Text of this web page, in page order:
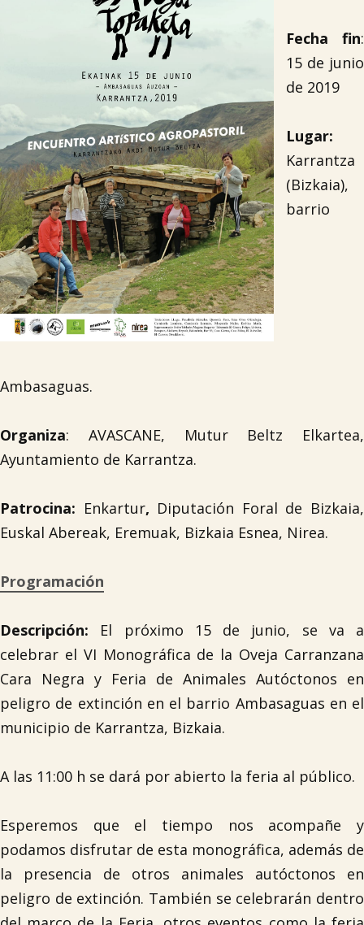
Fecha fin:
15 de junio
de 2019
Lugar:
Karrantza
(Bizkaia),
barrio
Ambasaguas.
Organiza: AVASCANE, Mutur Beltz Elkartea,
Ayuntamiento de Karrantza.
Patrocina: Enkartur, Diputación Foral de Bizkaia,
Euskal Abereak, Eremuak, Bizkaia Esnea, Nirea.
Programación
Descripción: El próximo 15 de junio, se va a
celebrar el VI Monográfica de la Oveja Carranzana
Cara Negra y Feria de Animales Autóctonos en
peligro de extinción en el barrio Ambasaguas en el
municipio de Karrantza, Bizkaia.
A las 11:00 h se dará por abierto la feria al público.
Esperemos que el tiempo nos acompañe y
podamos disfrutar de esta monográfica, además de
la presencia de otros animales autóctonos en
peligro de extinción. También se celebrarán dentro